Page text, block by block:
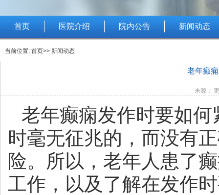
首页 医院介绍 院内公告 新闻动态
当前位置: 首页>> 新闻动态
老年癫
来源：
老年癫痫发作时要如
时毫无征兆的，而没有
险。所以，老年人患了
工作，以及了解在发作